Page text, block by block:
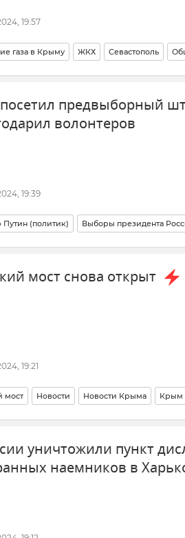
19:57
газа в Крыму ЖКХ Севастополь
и Севастополя
предвыборный
волонтеров
19:39
(политик) Выборы президента
мост снова открыт
19:21
мост Новости Новости Крыма Крым
Республики Крым и Севастополя
дорогах Крыма
уничтожили пункт
наемников в